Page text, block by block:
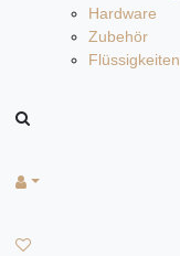
Hardware
Zubehör
Flüssigkeiten